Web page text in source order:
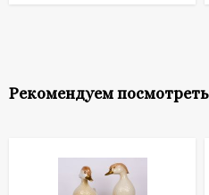
Рекомендуем посмотреть